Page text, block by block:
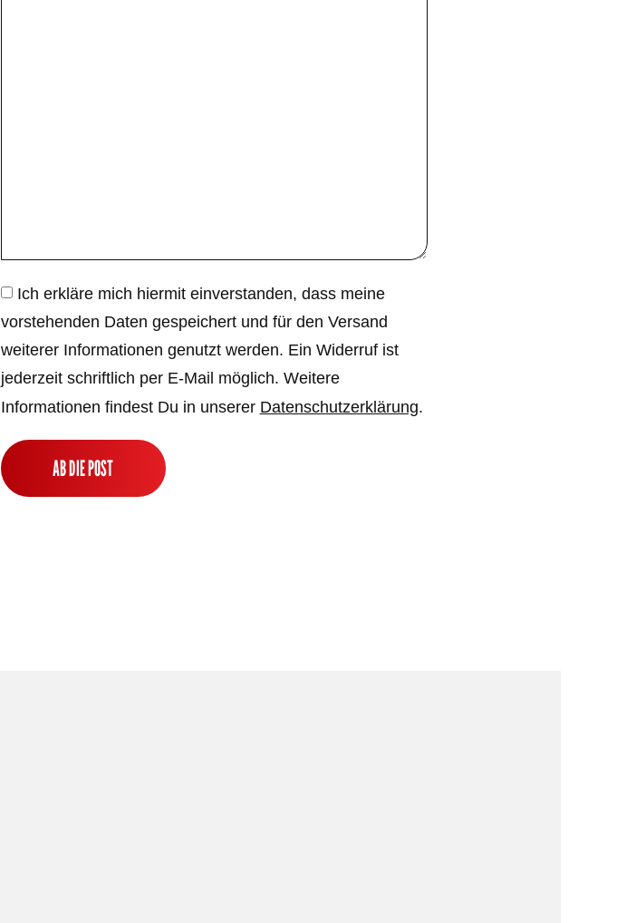
Ich erkläre mich hiermit einverstanden, dass meine
vorstehenden Daten gespeichert und für den Versand
weiterer Informationen genutzt werden. Ein Widerruf ist
jederzeit schriftlich per E-Mail möglich. Weitere
Informationen findest Du in unserer Datenschutz­erklärung.
AB DIE POST